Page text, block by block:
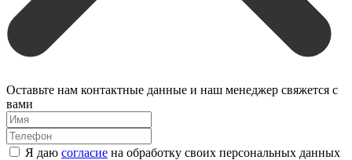
Оставьте нам контактные данные и наш менеджер свяжется с
вами
Я даю согласие на обработку своих персональных данных